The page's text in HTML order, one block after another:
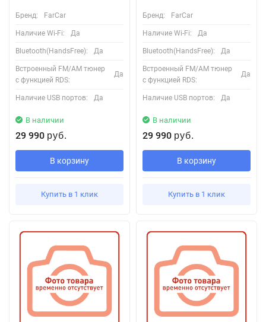
Бренд: FarCar
Наличие Wi-Fi: Да
Bluetooth(HandsFree): Да
Встроенный FM/AM тюнер
с функцией RDS:
Да
Наличие USB портов: Да
В наличии
29 990 руб.
В корзину
Купить в 1 клик
Бренд: FarCar
Наличие Wi-Fi: Да
Bluetooth(HandsFree): Да
Встроенный FM/AM тюнер
с функцией RDS:
Да
Наличие USB портов: Да
В наличии
29 990 руб.
В корзину
Купить в 1 клик